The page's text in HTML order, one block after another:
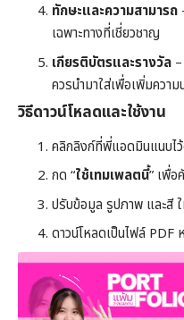
ทักษะและความสามารถ
เฉพาะทางที่เชี่ยวชาญ
เกียรติบัตรและรางวัล–
ควรนำมาใส่เพื่อเพิ่มความ
วิธีดาวน์โหลดและใช้งาน
คลิกลิงก์ที่พี่แอดมินแนบไ
กด “ใช้เทมเพลตนี้” เพื่
ปรับข้อมูล รูปภาพ และสี
ดาวน์โหลดเป็นไฟล์ PDF